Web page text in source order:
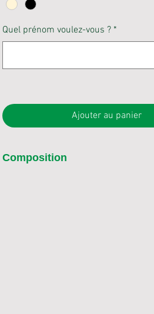
Quel prénom voulez-vous ? *
Ajouter au panier
Composition